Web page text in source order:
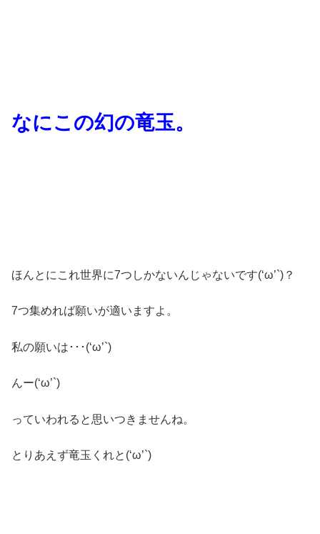
なにこの幻の竜玉。
ほんとにこれ世界に7つしかないんじゃないです(‘ω’`)？
7つ集めれば願いが適いますよ。
私の願いは･･･(‘ω’`)
んー(‘ω’`)
っていわれると思いつきませんね。
とりあえず竜玉くれと(‘ω’`)